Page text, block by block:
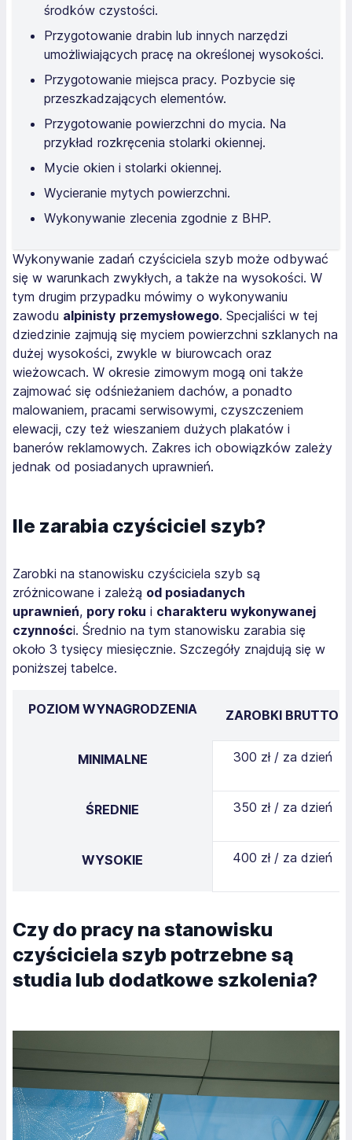
środków czystości.
Przygotowanie drabin lub innych narzędzi
umożliwiających pracę na określonej wysokości.
Przygotowanie miejsca pracy. Pozbycie się
przeszkadzających elementów.
Przygotowanie powierzchni do mycia. Na
przykład rozkręcenia stolarki okiennej.
Mycie okien i stolarki okiennej.
Wycieranie mytych powierzchni.
Wykonywanie zlecenia zgodnie z BHP.
Wykonywanie zadań czyściciela szyb może odbywać
się w warunkach zwykłych, a także na wysokości. W
tym drugim przypadku mówimy o wykonywaniu
zawodu alpinisty przemysłowego. Specjaliści w tej
dziedzinie zajmują się myciem powierzchni szklanych na
dużej wysokości, zwykle w biurowcach oraz
wieżowcach. W okresie zimowym mogą oni także
zajmować się odśnieżaniem dachów, a ponadto
malowaniem, pracami serwisowymi, czyszczeniem
elewacji, czy też wieszaniem dużych plakatów i
banerów reklamowych. Zakres ich obowiązków zależy
jednak od posiadanych uprawnień.
Ile zarabia czyściciel szyb?
Zarobki na stanowisku czyściciela szyb są
zróżnicowane i zależą od posiadanych
uprawnień, pory roku i charakteru wykonywanej
czynności. Średnio na tym stanowisku zarabia się
około 3 tysięcy miesięcznie. Szczegóły znajdują się w
poniższej tabelce.
POZIOM WYNAGRODZENIA ZAROBKI BRUTTO
MINIMALNE 300 zł / za dzień
ŚREDNIE 350 zł / za dzień
WYSOKIE 400 zł / za dzień
Czy do pracy na stanowisku
czyściciela szyb potrzebne są
studia lub dodatkowe szkolenia?